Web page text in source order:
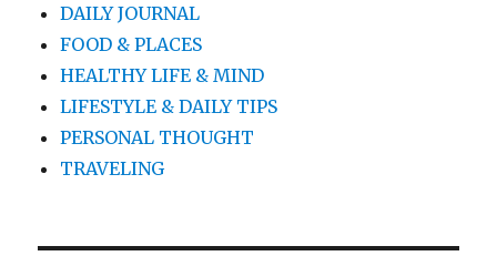
DAILY JOURNAL
FOOD & PLACES
HEALTHY LIFE & MIND
LIFESTYLE & DAILY TIPS
PERSONAL THOUGHT
TRAVELING